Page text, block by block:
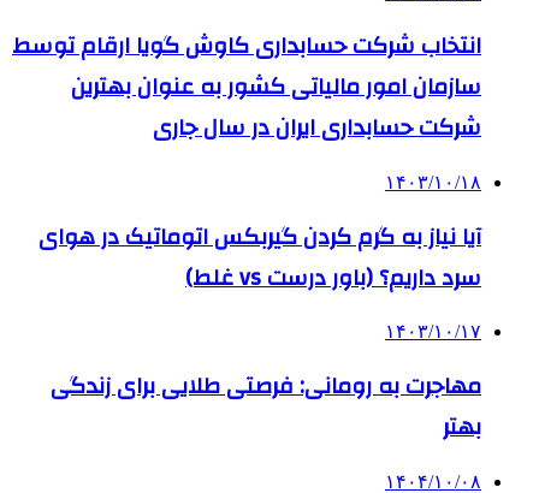
انتخاب شرکت حسابداری کاوش گویا ارقام توسط
سازمان امور مالیاتی کشور به عنوان بهترین
شرکت حسابداری ایران در سال جاری
۱۴۰۳/۱۰/۱۸
آیا نیاز به گرم کردن گیربکس اتوماتیک در هوای
سرد داریم؟ (باور درست vs غلط)
۱۴۰۳/۱۰/۱۷
مهاجرت به رومانی: فرصتی طلایی برای زندگی
بهتر
۱۴۰۴/۱۰/۰۸